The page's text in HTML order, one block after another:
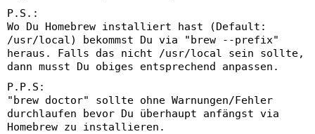
P.S.:
Wo Du Homebrew installiert hast (Default:
/usr/local) bekommst Du via "brew --prefix"
heraus. Falls das nicht /usr/local sein sollte,
dann musst Du obiges entsprechend anpassen.
P.P.S:
"brew doctor" sollte ohne Warnungen/Fehler
durchlaufen bevor Du überhaupt anfängst via
Homebrew zu installieren.